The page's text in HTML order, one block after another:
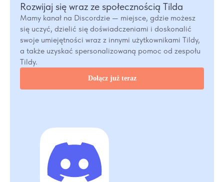
Rozwijaj się wraz ze społecznością Tilda
Mamy kanał na Discordzie — miejsce, gdzie możesz
się uczyć, dzielić się doświadczeniami i doskonalić
swoje umiejętności wraz z innymi użytkownikami Tildy,
a także uzyskać spersonalizowaną pomoc od zespołu
Tildy.
Dołącz już teraz